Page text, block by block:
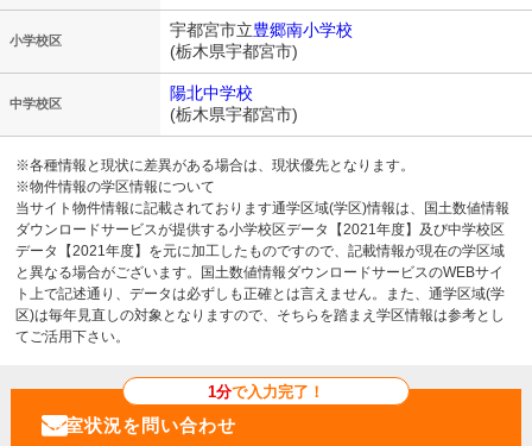
小学校区
宇都宮市立豊郷南小学校
(栃木県宇都宮市)
中学校区
陽北中学校
(栃木県宇都宮市)
※各種情報と現状に差異がある場合は、現状優先となります。
※物件情報の学区情報について
当サイト物件情報に記載されております通学区域(学区)情報は、国土数値情報
ダウンロードサービスが提供する小学校区データ【2021年度】及び中学校区
データ【2021年度】を元に加工したものですので、記載情報が現在の学区域
と異なる場合がございます。国土数値情報ダウンロードサービスのWEBサイ
ト上で記述通り、データは必ずしも正確とは言えません。また、通学区域(学
区)は毎年見直しの対象となりますので、そちらを踏まえ学区情報は参考とし
てご活用下さい。
1分で入力完了！